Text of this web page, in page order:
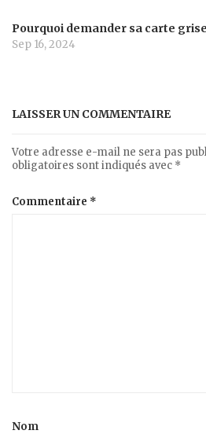
Pourquoi demander sa carte
Sep 16, 2024
LAISSER UN COMMENTAIRE
Votre adresse e-mail ne sera pas
obligatoires sont indiqués avec *
Commentaire *
Nom